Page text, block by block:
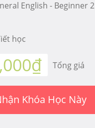
English - Beginner 2
học
Tổng giá
Khóa Học Này